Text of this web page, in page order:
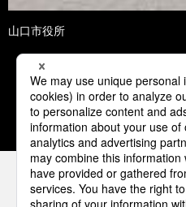
山口市役所
1 2 3
パナソニックの電気